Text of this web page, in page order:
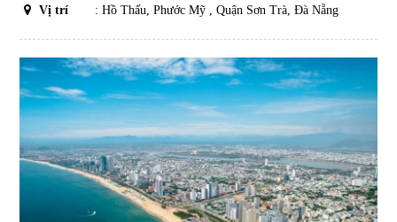
Vị trí : Hồ Thấu, Phước Mỹ , Quận Sơn Trà, Đà Nẵng